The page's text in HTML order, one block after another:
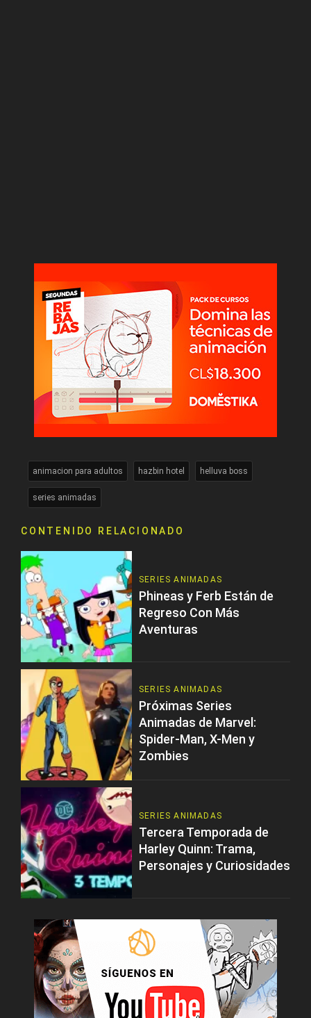
animacion para adultos hazbin hotel helluva boss
series animadas
CONTENIDO RELACIONADO
SERIES ANIMADAS
Phineas y Ferb Están de
Regreso Con Más
Aventuras
SERIES ANIMADAS
Próximas Series
Animadas de Marvel:
Spider-Man, X-Men y
Zombies
SERIES ANIMADAS
Tercera Temporada de
Harley Quinn: Trama,
Personajes y Curiosidades